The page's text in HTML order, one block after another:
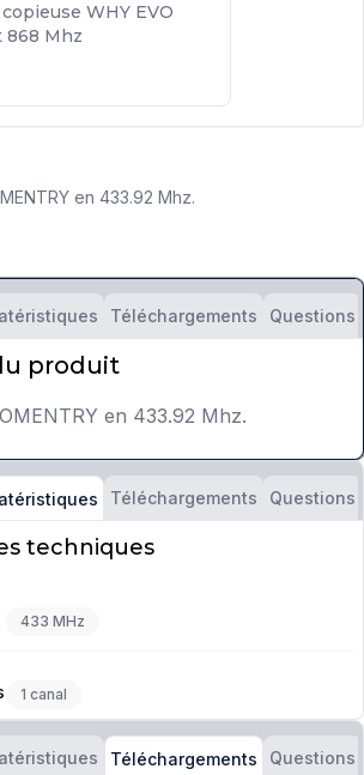
WHY EVO
868 Mhz
en 433.92 Mhz.
Téléchargements Questions
produit
en 433.92 Mhz.
Téléchargements Questions
techniques
433 MHz
1 canal
Téléchargements Questions